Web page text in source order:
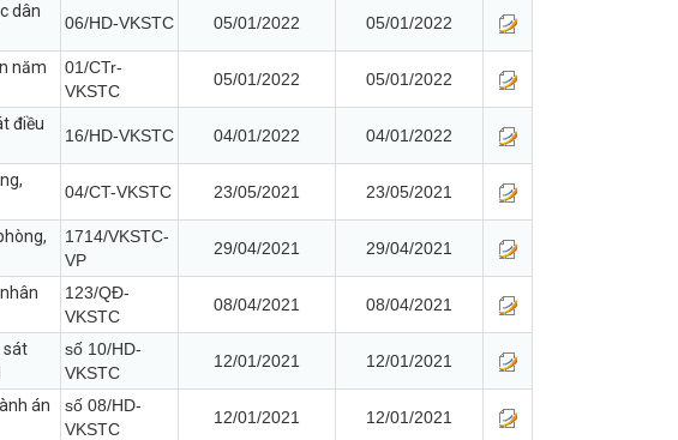
dân
06/HD-VKSTC 05/01/2022 05/01/2022
năm
01/CTr-
VKSTC
05/01/2022 05/01/2022
điều
16/HD-VKSTC 04/01/2022 04/01/2022
04/CT-VKSTC 23/05/2021 23/05/2021
1714/VKSTC-
VP
29/04/2021 29/04/2021
123/QĐ-
VKSTC
08/04/2021 08/04/2021
sát
số 10/HD-
VKSTC
12/01/2021 12/01/2021
án
số 08/HD-
VKSTC
12/01/2021 12/01/2021